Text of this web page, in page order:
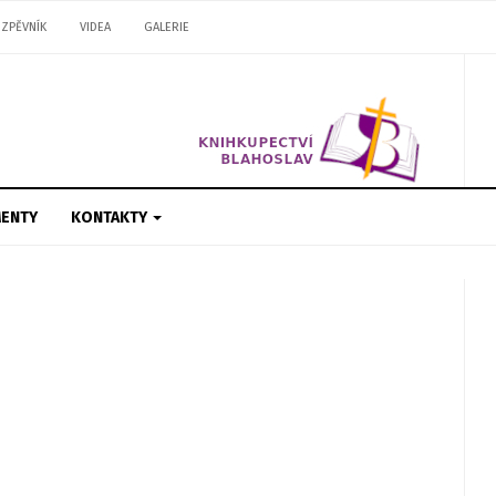
ZPĚVNÍK VIDEA GALERIE
KONTAKTY